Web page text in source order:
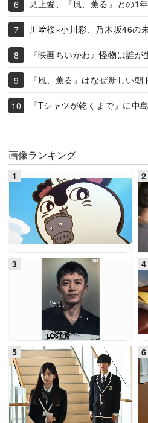
見上愛、『風、薫る』との1
川﨑桜×小川彩、乃木坂46の
『映画ちいかわ』怪物は誰
『風、薫る』はなぜ新しい朝
『Tシャツが乾くまで』に中
画像ランキング